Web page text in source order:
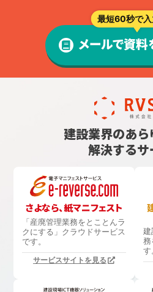
最短60秒で入
メールで資料
建設業界のあ
解決するサ
さよなら、紙マニフェスト
「産廃管理業務をとことんラ
クにする」 クラウドサービス
です。
サービスサイトを見る
建
務
す